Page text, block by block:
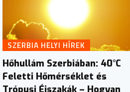
SZERBIA HELYI HÍREK
Hőhullám Szerbiában: 40°C
Feletti Hőmérséklet és